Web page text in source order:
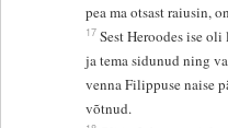
pea ma otsast raiusin,
17 Sest Heroodes ise
ja tema sidunud ning
venna Filippuse naise
võtnud.